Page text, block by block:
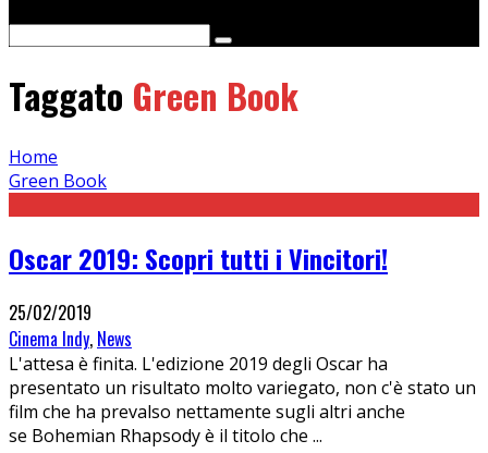
Taggato Green Book
Home
Green Book
Oscar 2019: Scopri tutti i Vincitori!
25/02/2019
Cinema Indy, News
L'attesa è finita. L'edizione 2019 degli Oscar ha
presentato un risultato molto variegato, non c'è stato un
film che ha prevalso nettamente sugli altri anche
se Bohemian Rhapsody è il titolo che ...